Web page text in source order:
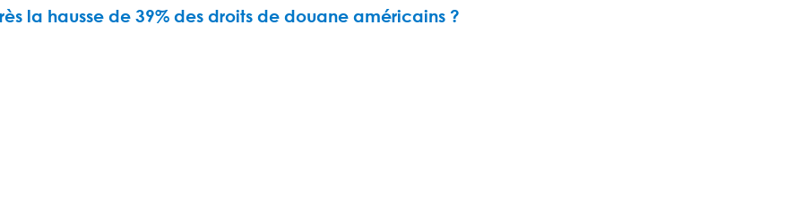
la hausse de 39% des droits de douane américains ?